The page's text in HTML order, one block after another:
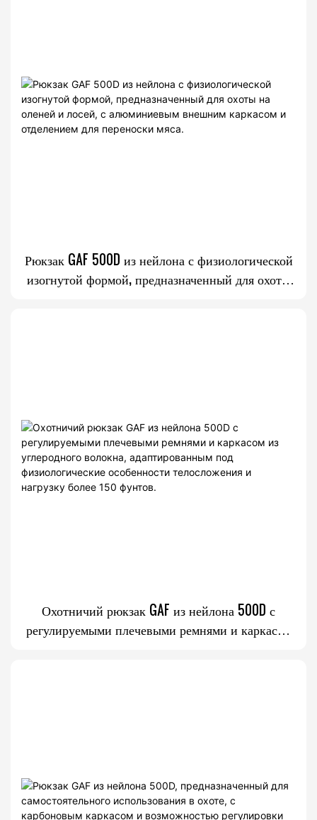
Рюкзак GAF 500D из нейлона с физиологической
изогнутой формой, предназначенный для охоты
Охотничий рюкзак GAF из нейлона 500D с
регулируемыми плечевыми ремнями и каркасом